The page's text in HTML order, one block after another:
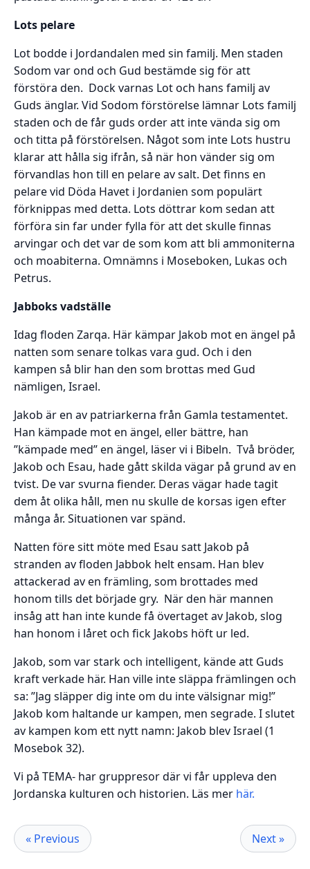
Lots pelare
Lot bodde i Jordandalen med sin familj. Men staden
Sodom var ond och Gud bestämde sig för att
förstöra den. Dock varnas Lot och hans familj av
Guds änglar. Vid Sodom förstörelse lämnar Lots familj
staden och de får guds order att inte vända sig om
och titta på förstörelsen. Något som inte Lots hustru
klarar att hålla sig ifrån, så när hon vänder sig om
förvandlas hon till en pelare av salt. Det finns en
pelare vid Döda Havet i Jordanien som populärt
förknippas med detta. Lots döttrar kom sedan att
förföra sin far under fylla för att det skulle finnas
arvingar och det var de som kom att bli ammoniterna
och moabiterna. Omnämns i Moseboken, Lukas och
Petrus.
Jabboks vadställe
Idag floden Zarqa. Här kämpar Jakob mot en ängel på
natten som senare tolkas vara gud. Och i den
kampen så blir han den som brottas med Gud
nämligen, Israel.
Jakob är en av patriarkerna från Gamla testamentet.
Han kämpade mot en ängel, eller bättre, han
”kämpade med” en ängel, läser vi i Bibeln. Två bröder,
Jakob och Esau, hade gått skilda vägar på grund av en
tvist. De var svurna fiender. Deras vägar hade tagit
dem åt olika håll, men nu skulle de korsas igen efter
många år. Situationen var spänd.
Natten före sitt möte med Esau satt Jakob på
stranden av floden Jabbok helt ensam. Han blev
attackerad av en främling, som brottades med
honom tills det började gry. När den här mannen
insåg att han inte kunde få övertaget av Jakob, slog
han honom i låret och fick Jakobs höft ur led.
Jakob, som var stark och intelligent, kände att Guds
kraft verkade här. Han ville inte släppa främlingen och
sa: ”Jag släpper dig inte om du inte välsignar mig!”
Jakob kom haltande ur kampen, men segrade. I slutet
av kampen kom ett nytt namn: Jakob blev Israel (1
Mosebok 32).
Vi på TEMA- har gruppresor där vi får uppleva den
Jordanska kulturen och historien. Läs mer här.
« Previous Next »